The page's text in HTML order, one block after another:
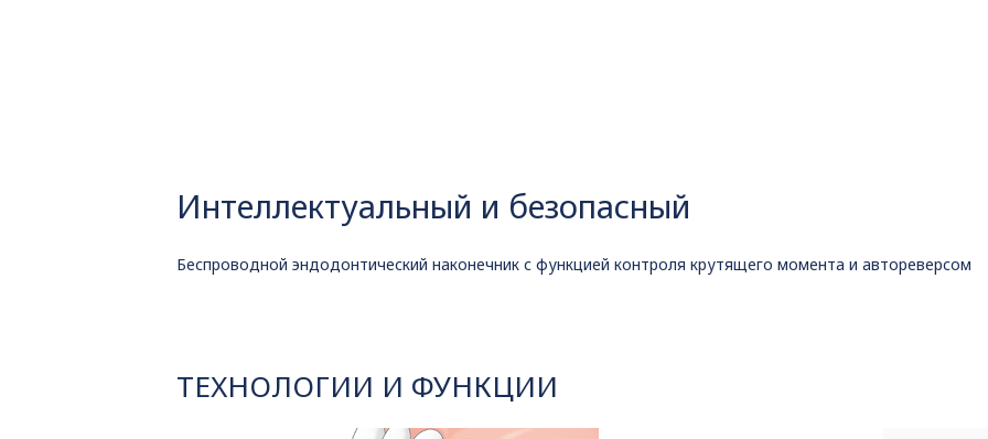
Интеллектуальный и безопасный
Беспроводной эндодонтический наконечник с функцией контроля крутящего момента и автореверсом
ТЕХНОЛОГИИ И ФУНКЦИИ